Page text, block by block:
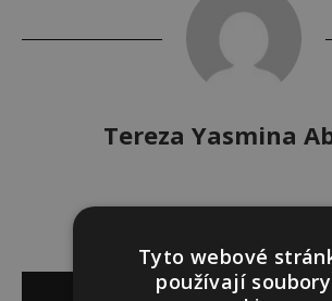
Tereza Yasmina
SOUVISEJÍCÍ ČLÁNKY
Tyto webové
používají soubory